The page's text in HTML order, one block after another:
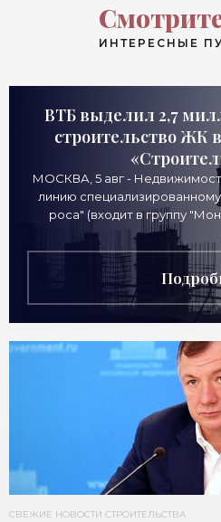
ИНТЕРЕСНЫЕ
ВТБ выделил 2,7
строительство ЖК
МОСКВА, 5 авг -
линию
роса" (входит в группу
рублей
СВЕЖИЕ НОВОСТИ СТРОИТЕЛЬСТВА